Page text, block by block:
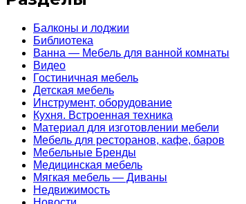
Балконы и лоджии
Библиотека
Ванна — Мебель для ванной комнаты
Видео
Гостиничная мебель
Детская мебель
Инструмент, оборудование
Кухня. Встроенная техника
Материал для изготовлении мебели
Мебель для ресторанов, кафе, баров
Мебельные Бренды
Медицинская мебель
Мягкая мебель — Диваны
Недвижимость